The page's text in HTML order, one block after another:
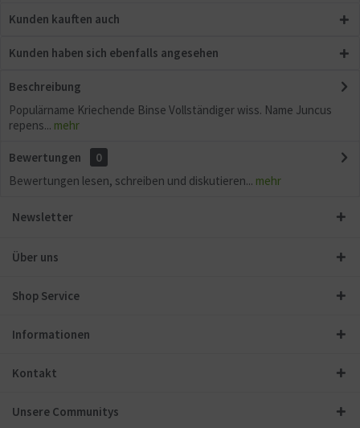
Kunden kauften auch
Kunden haben sich ebenfalls angesehen
Beschreibung
Populärname Kriechende Binse Vollständiger wiss. Name Juncus
repens... mehr
Bewertungen
0
Bewertungen lesen, schreiben und diskutieren... mehr
Newsletter
Über uns
Shop Service
Informationen
Kontakt
Unsere Communitys